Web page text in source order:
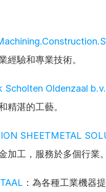
經驗和專業技術。
Scholten Oldenzaal b.v.
精湛的工藝。
SHEETMETAL
加工，服務於多個行業。
：為各種工業機器